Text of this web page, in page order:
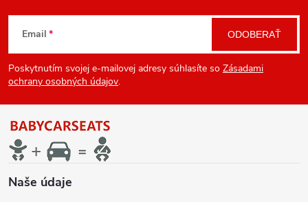
Z
á
p
ä
Email
Poskytnutím svojej e-mailovej adresy súhlasíte so Zásadami
ochrany osobných údajov.
ODOBERAŤ
Naše údaje